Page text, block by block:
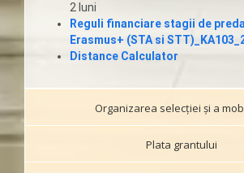
2 luni
Reguli financiare stagii de
Erasmus+ (STA si
Distance Calculator
Organizarea selecției și a
Plata grantului